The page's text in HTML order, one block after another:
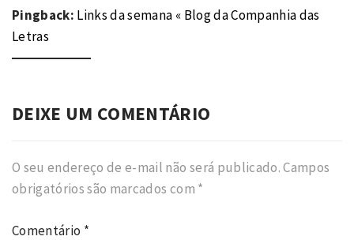
Pingback: Links da semana « Blog da Companhia das
Letras
DEIXE UM COMENTÁRIO
O seu endereço de e-mail não será publicado.Campos
obrigatórios são marcados com *
Comentário *